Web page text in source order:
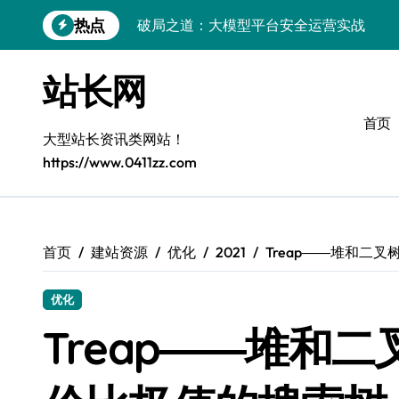
到
热点
破局之道：大模型平台安全运营实战
VR创业新路径：模式创新与平台化双轮
容器智能编排：释放服务器极致效能
模式革新驱动：平台生态创业实战指南
跨界融合，驱动技术创新新生态
鸿蒙建站效能跃升：优化策略与工具链实
站长网
大型站长资讯类网站！
https://www.0411zz.com
首页
首页 建站资源 优化 2021 Treap――堆和二叉
优化
Treap――堆和二